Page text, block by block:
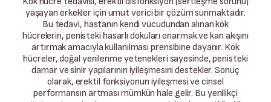
yaşayan erkekler için umut verici bir çözüm sunmaktadır.
Bu tedavi, hastanın kendi vücudundan alınan kök
hücrelerin, penisteki hasarlı dokuları onarmak ve kan akışını
artırmak amacıyla kullanılması prensibine dayanır. Kök
hücreler, doğal yenilenme yetenekleri sayesinde, penisteki
damar ve sinir yapılarının iyileşmesini destekler. Sonuç
olarak, erektil fonksiyonun iyileşmesi ve cinsel
performansın artması mümkün hale gelir. Bu yenilikçi